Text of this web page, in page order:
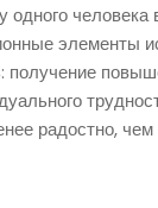
одного человека
элементы
получение
радостно,